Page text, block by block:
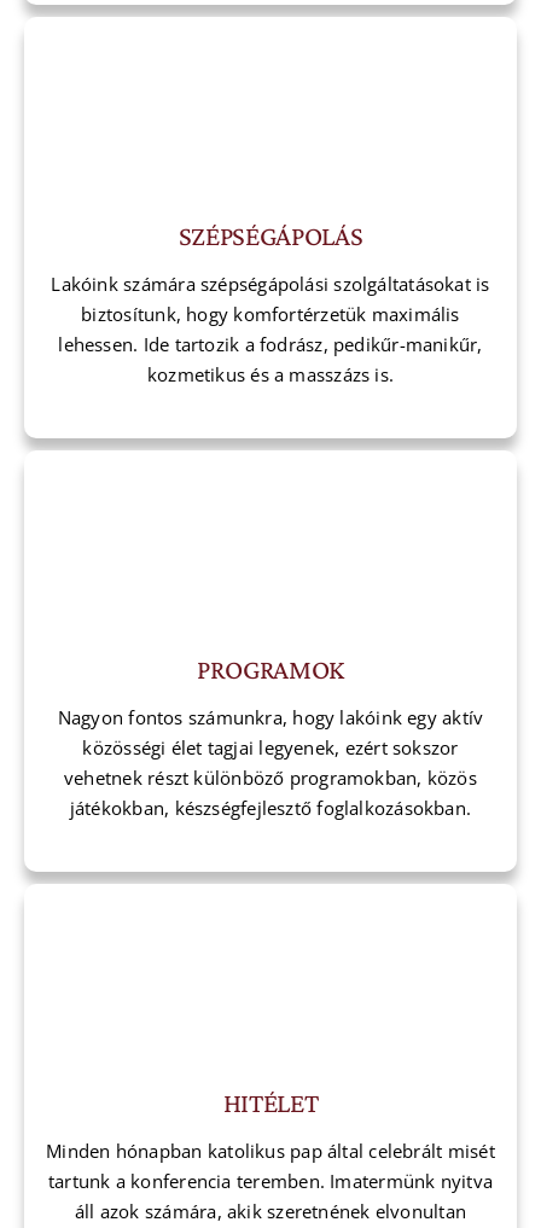
SZÉPSÉGÁPOLÁS
Lakóink számára szépségápolási szolgáltatásokat is
biztosítunk, hogy komfortérzetük maximális
lehessen. Ide tartozik a fodrász, pedikűr-manikűr,
kozmetikus és a masszázs is.
PROGRAMOK
Nagyon fontos számunkra, hogy lakóink egy aktív
közösségi élet tagjai legyenek, ezért sokszor
vehetnek részt különböző programokban, közös
játékokban, készségfejlesztő foglalkozásokban.
HITÉLET
Minden hónapban katolikus pap által celebrált misét
tartunk a konferencia teremben. Imatermünk nyitva
áll azok számára, akik szeretnének elvonultan